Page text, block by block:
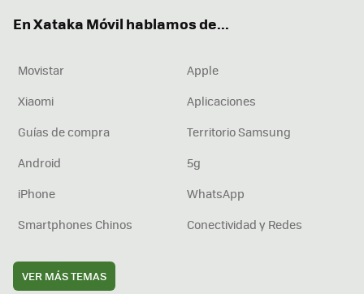
En Xataka Móvil hablamos de...
Movistar
Apple
Xiaomi
Aplicaciones
Guías de compra
Territorio Samsung
Android
5g
iPhone
WhatsApp
Smartphones Chinos
Conectividad y Redes
VER MÁS TEMAS